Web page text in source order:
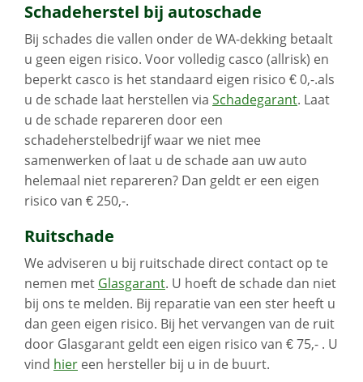
Schadeherstel bij autoschade
Bij schades die vallen onder de WA-dekking betaalt
u geen eigen risico. Voor volledig casco (allrisk) en
beperkt casco is het standaard eigen risico € 0,-.als
u de schade laat herstellen via Schadegarant. Laat
u de schade repareren door een
schadeherstelbedrijf waar we niet mee
samenwerken of laat u de schade aan uw auto
helemaal niet repareren? Dan geldt er een eigen
risico van € 250,-.
Ruitschade
We adviseren u bij ruitschade direct contact op te
nemen met Glasgarant. U hoeft de schade dan niet
bij ons te melden. Bij reparatie van een ster heeft u
dan geen eigen risico. Bij het vervangen van de ruit
door Glasgarant geldt een eigen risico van € 75,- . U
vind hier een hersteller bij u in de buurt.